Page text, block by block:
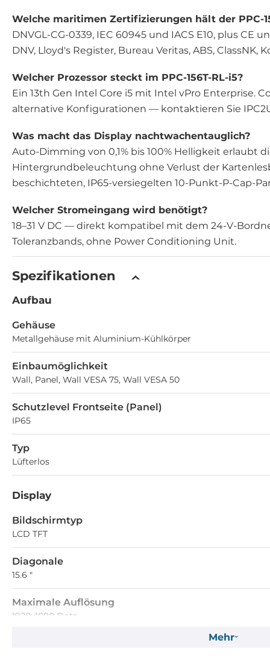
Welche maritimen Zertifizierungen hält der PPC-
DNVGL-CG-0339, IEC 60945 und IACS E10, plus CE
DNV, Lloyd's Register, Bureau Veritas, ABS, ClassNK,
Welcher Prozessor steckt im PPC-156T-RL-i5?
Ein 13th Gen Intel Core i5 mit Intel vPro Enterprise.
alternative Konfigurationen — kontaktieren Sie
Was macht das Display nachtwachentauglich?
Auto-Dimming von 0,1% bis 100% Helligkeit erlaubt
Hintergrundbeleuchtung ohne Verlust der
beschichteten, IP65-versiegelten 10-Punkt-P-Cap-
Welcher Stromeingang wird benötigt?
18–31 V DC — direkt kompatibel mit dem 24-V-
Toleranzbands, ohne Power Conditioning Unit.
Spezifikationen
Aufbau
Gehäuse
Metallgehäuse mit Aluminium-Kühlkörper
Einbaumöglichkeit
Wall, Panel, Wall VESA 75, Wall VESA 50
Schutzlevel Frontseite (Panel)
IP65
Typ
Lüfterlos
Display
Bildschirmtyp
LCD TFT
Diagonale
15.6 "
Maximale Auflösung
1920x1080 Dots
Mehr